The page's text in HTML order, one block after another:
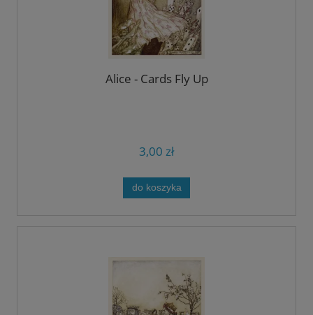
Alice - Cards Fly Up
3,00 zł
do koszyka